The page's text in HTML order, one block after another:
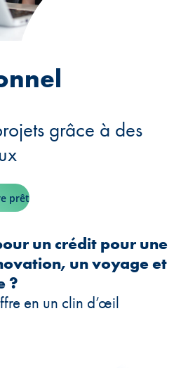
grâce à des
prêt
un crédit pour une
un voyage et
?
en un clin d’œil